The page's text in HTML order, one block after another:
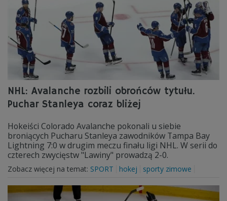
NHL: Avalanche rozbili obrońców tytułu.
Puchar Stanleya coraz bliżej
Hokeiści Colorado Avalanche pokonali u siebie
broniących Pucharu Stanleya zawodników Tampa Bay
Lightning 7:0 w drugim meczu finału ligi NHL. W serii do
czterech zwycięstw "Lawiny" prowadzą 2-0.
Zobacz więcej na temat: SPORT hokej sporty zimowe